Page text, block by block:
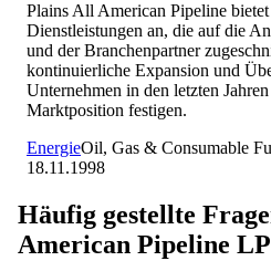
Plains All American Pipeline
Dienstleistungen an, die auf die
und der Branchenpartner
kontinuierliche Expansion und
Unternehmen in den letzten
Marktposition festigen.
EnergieOil, Gas & Consumable
18.11.1998
Häufig gestellte
American Pipeline LP